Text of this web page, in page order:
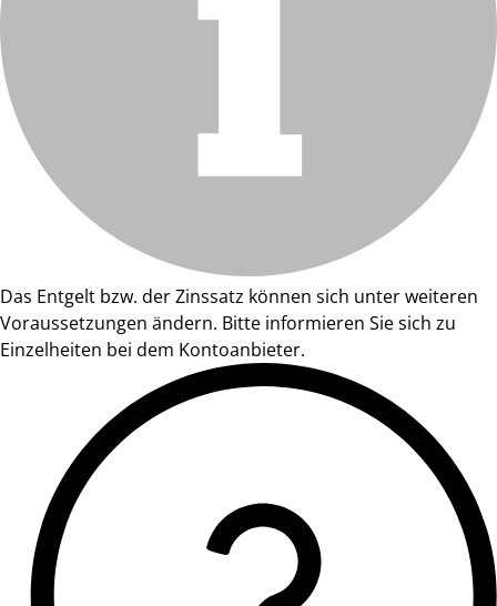
Das Entgelt bzw. der Zinssatz können sich unter weiteren
Voraussetzungen ändern. Bitte informieren Sie sich zu
Einzelheiten bei dem Kontoanbieter.